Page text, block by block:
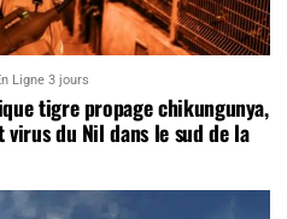
Ligne 3 jours
tigre propage chikungunya,
virus du Nil dans le sud de la